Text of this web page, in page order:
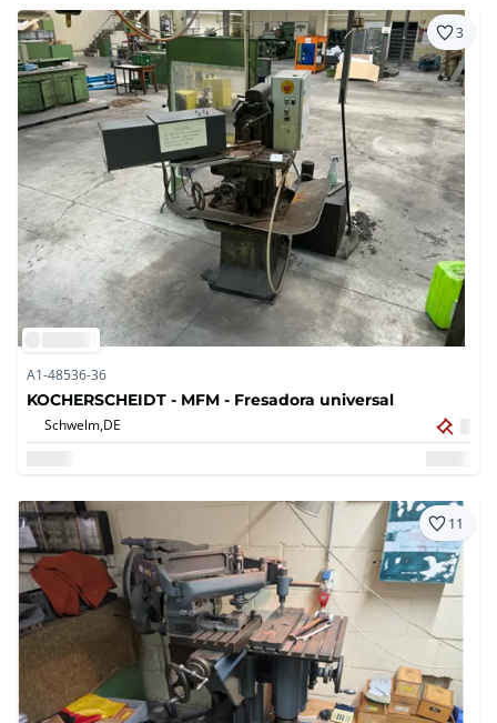
3
A1-48536-36
KOCHERSCHEIDT - MFM - Fresadora universal
Schwelm,DE
11